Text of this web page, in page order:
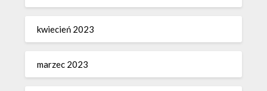
kwiecień 2023
marzec 2023